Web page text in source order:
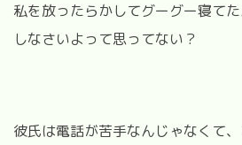
私を放ったらかしてグーグー寝て
しなさいよって思ってない？
彼氏は電話が苦手なんじゃなくて